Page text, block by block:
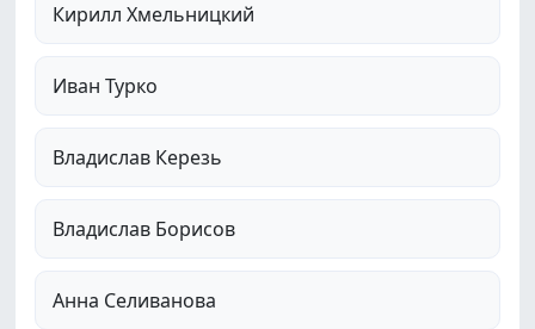
Кирилл Хмельницкий
Иван Турко
Владислав Керезь
Владислав Борисов
Анна Селиванова